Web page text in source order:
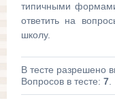
типичными
ответить на
школу.
В тесте разрешено
Вопросов в тесте: 7